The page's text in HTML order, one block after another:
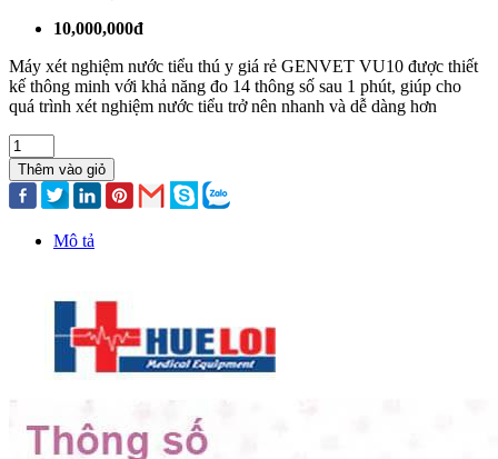
10,000,000đ
Máy xét nghiệm nước tiểu thú y giá rẻ GENVET VU10 được thiết
kế thông minh với khả năng đo 14 thông số sau 1 phút, giúp cho
quá trình xét nghiệm nước tiểu trở nên nhanh và dễ dàng hơn
Thêm vào giỏ
Mô tả